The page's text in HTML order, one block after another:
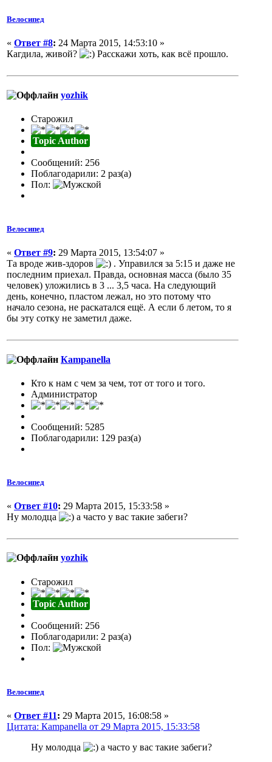
Велосипед
« Ответ #8: 24 Марта 2015, 14:53:10 »
Кагдила, живой?
Расскажи хоть, как всё прошло.
yozhik
Старожил
Topic Author
Сообщений: 256
Поблагодарили: 2 раз(а)
Пол:
Велосипед
« Ответ #9: 29 Марта 2015, 13:54:07 »
Та вроде жив-здоров
. Управился за 5:15 и даже не
последним приехал. Правда, основная масса (было 35
человек) уложились в 3 ... 3,5 часа. На следующий
день, конечно, пластом лежал, но это потому что
начало сезона, не раскатался ещё. А если б летом, то я
бы эту сотку не заметил даже.
Кampanella
Кто к нам с чем за чем, тот от того и того.
Администратор
Сообщений: 5285
Поблагодарили: 129 раз(а)
Велосипед
« Ответ #10: 29 Марта 2015, 15:33:58 »
Ну молодца
а часто у вас такие забеги?
yozhik
Старожил
Topic Author
Сообщений: 256
Поблагодарили: 2 раз(а)
Пол:
Велосипед
« Ответ #11: 29 Марта 2015, 16:08:58 »
Цитата: Кampanella от 29 Марта 2015, 15:33:58
Ну молодца
а часто у вас такие забеги?